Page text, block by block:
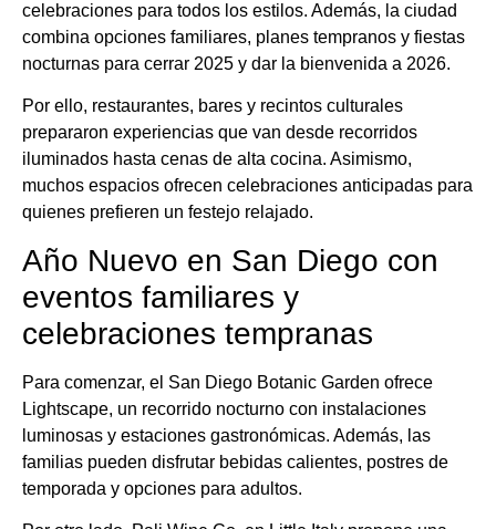
celebraciones para todos los estilos. Además, la ciudad
combina opciones familiares, planes tempranos y fiestas
nocturnas para cerrar 2025 y dar la bienvenida a 2026.
Por ello, restaurantes, bares y recintos culturales
prepararon experiencias que van desde recorridos
iluminados hasta cenas de alta cocina. Asimismo,
muchos espacios ofrecen celebraciones anticipadas para
quienes prefieren un festejo relajado.
Año Nuevo en San Diego con
eventos familiares y
celebraciones tempranas
Para comenzar, el San Diego Botanic Garden ofrece
Lightscape, un recorrido nocturno con instalaciones
luminosas y estaciones gastronómicas. Además, las
familias pueden disfrutar bebidas calientes, postres de
temporada y opciones para adultos.